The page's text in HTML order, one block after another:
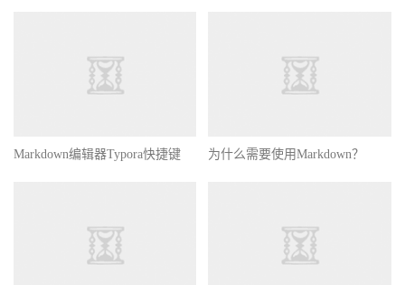
Markdown编辑器Typora快捷键 为什么需要使用Markdown？